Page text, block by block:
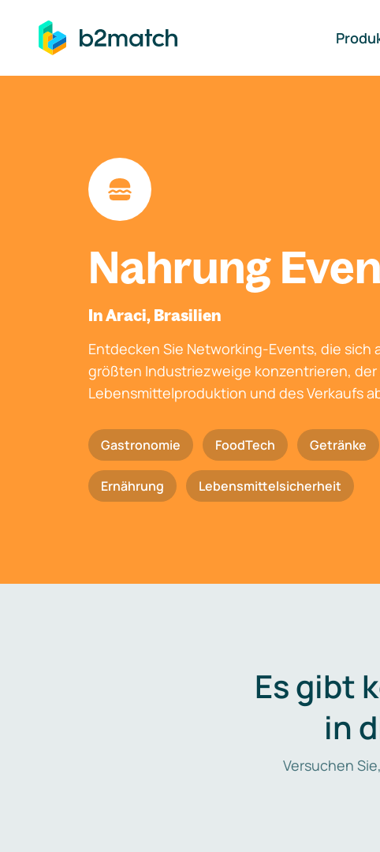
springen
Nahrung
In Araci, Brasilien
Entdecken Sie Networking-Events, die
größten Industriezweige konzentrieren, der
Lebensmittelproduktion und des Verkaufs
Gastronomie FoodTech Getränke
Ernährung Lebensmittelsicherheit
Es gibt
in
Versuchen